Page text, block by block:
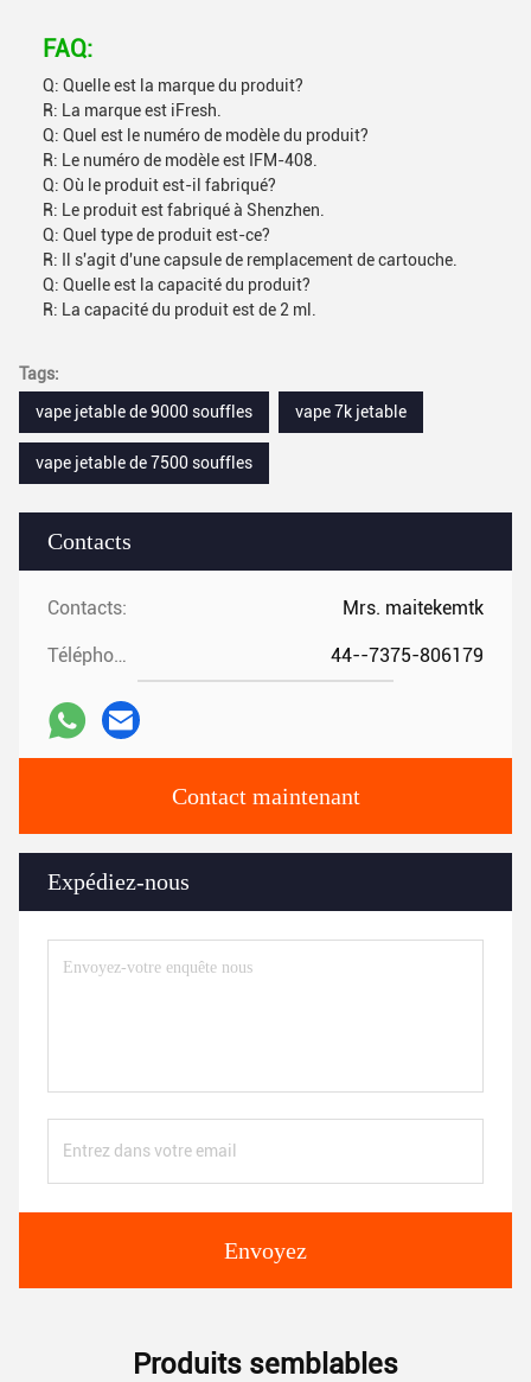
Contacts
Contacts: Mrs. maitekemtk
Téléphone: 44--7375-806179
Contact maintenant
Expédiez-nous
Envoyez
FAQ:
Q: Quelle est la marque du produit?
R: La marque est iFresh.
Q: Quel est le numéro de modèle du produit?
R: Le numéro de modèle est IFM-408.
Q: Où le produit est-il fabriqué?
R: Le produit est fabriqué à Shenzhen.
Q: Quel type de produit est-ce?
R: Il s'agit d'une capsule de remplacement de cartouche.
Q: Quelle est la capacité du produit?
R: La capacité du produit est de 2 ml.
Tags:
vape jetable de 9000 souffles
vape 7k jetable
vape jetable de 7500 souffles
Produits semblables